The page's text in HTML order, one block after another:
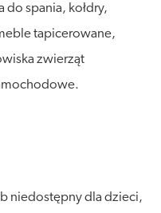
do spania, kołdry,
tapicerowane,
zwierząt
niedostępny dla dzieci,